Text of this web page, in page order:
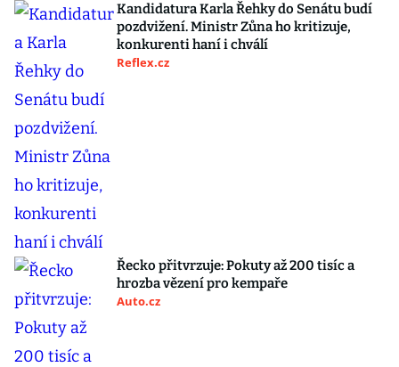
Kandidatura Karla Řehky do Senátu budí
pozdvižení. Ministr Zůna ho kritizuje,
konkurenti haní i chválí
Reflex.cz
Řecko přitvrzuje: Pokuty až 200 tisíc a
hrozba vězení pro kempaře
Auto.cz